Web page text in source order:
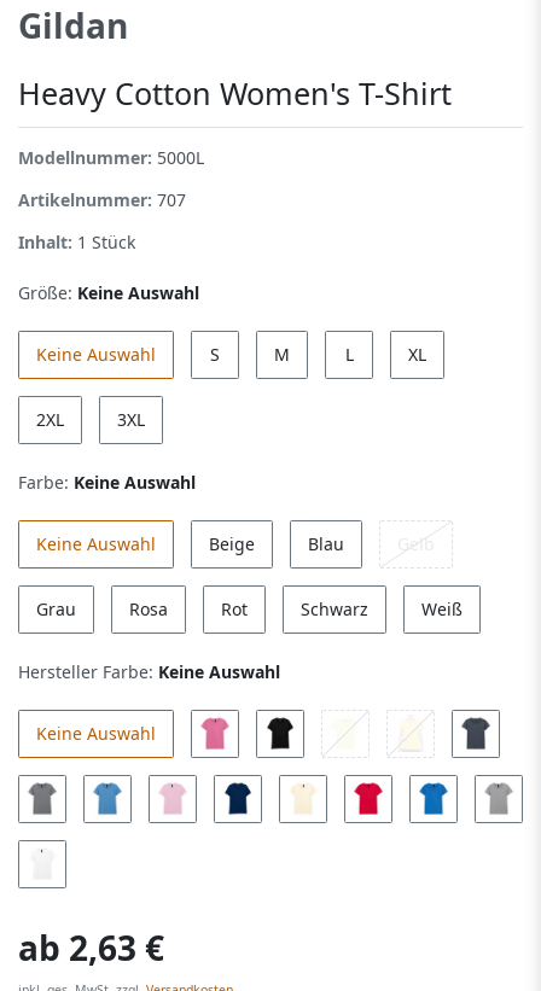
Gildan
Heavy Cotton Women's T-Shirt
Modellnummer: 5000L
Artikelnummer: 707
Inhalt: 1 Stück
Größe: Keine Auswahl
Keine Auswahl S M L XL
2XL 3XL
Farbe: Keine Auswahl
Keine Auswahl Beige Blau Gelb
Grau Rosa Rot Schwarz Weiß
Hersteller Farbe: Keine Auswahl
Keine Auswahl
ab 2,63 €